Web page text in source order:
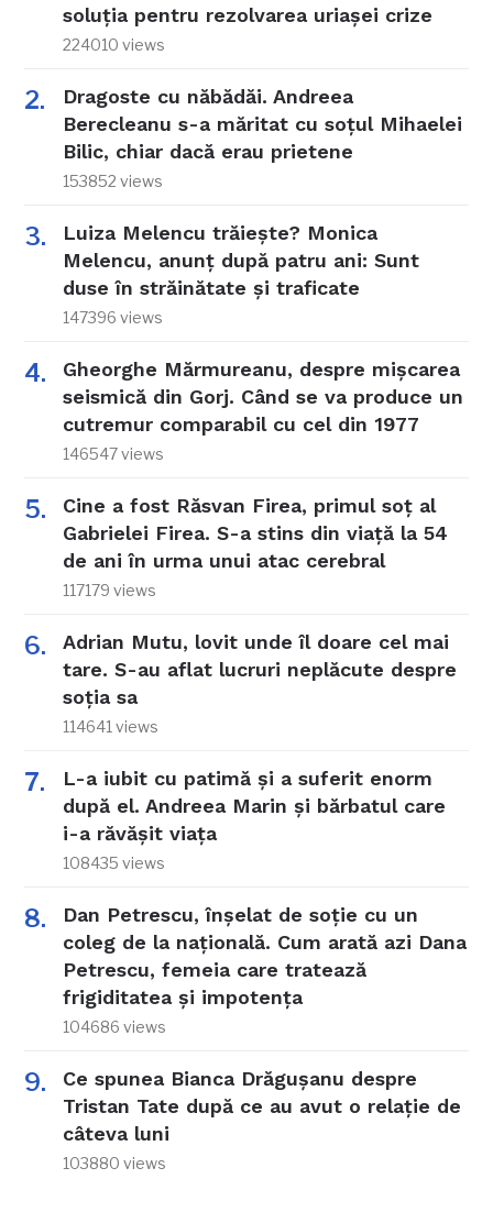
soluția pentru rezolvarea uriașei crize
224010 views
Dragoste cu năbădăi. Andreea
Berecleanu s-a măritat cu soțul Mihaelei
Bilic, chiar dacă erau prietene
153852 views
Luiza Melencu trăiește? Monica
Melencu, anunț după patru ani: Sunt
duse în străinătate și traficate
147396 views
Gheorghe Mărmureanu, despre mișcarea
seismică din Gorj. Când se va produce un
cutremur comparabil cu cel din 1977
146547 views
Cine a fost Răsvan Firea, primul soț al
Gabrielei Firea. S-a stins din viață la 54
de ani în urma unui atac cerebral
117179 views
Adrian Mutu, lovit unde îl doare cel mai
tare. S-au aflat lucruri neplăcute despre
soția sa
114641 views
L-a iubit cu patimă și a suferit enorm
după el. Andreea Marin și bărbatul care
i-a răvășit viața
108435 views
Dan Petrescu, înșelat de soție cu un
coleg de la națională. Cum arată azi Dana
Petrescu, femeia care tratează
frigiditatea și impotența
104686 views
Ce spunea Bianca Drăgușanu despre
Tristan Tate după ce au avut o relație de
câteva luni
103880 views